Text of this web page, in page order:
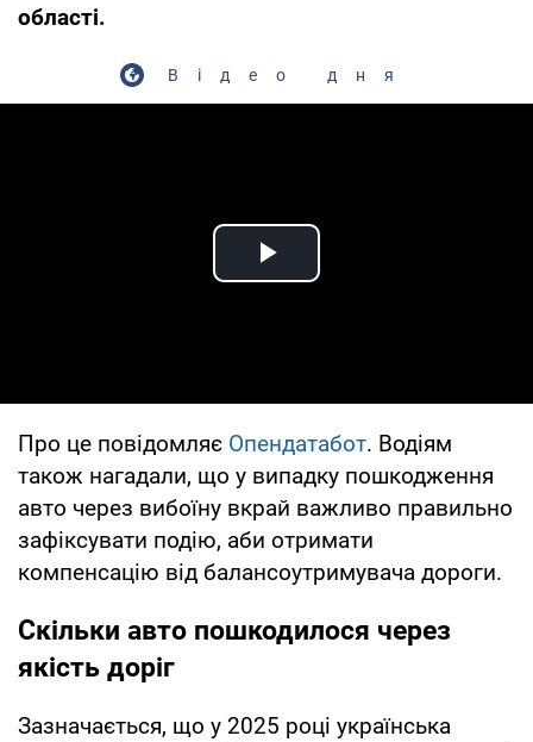
області.
Відео дня
Play Video
Про це повідомляє Опендатабот. Водіям
також нагадали, що у випадку пошкодження
авто через вибоїну вкрай важливо правильно
зафіксувати подію, аби отримати
компенсацію від балансоутримувача дороги.
Скільки авто пошкодилося через
якість доріг
Зазначається, що у 2025 році українська